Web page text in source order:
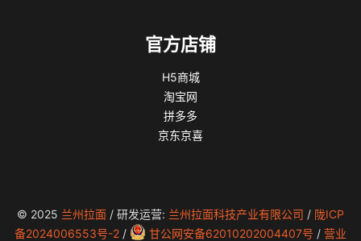
官方店铺
H5商城
淘宝网
拼多多
京东京喜
© 2025 兰州拉面 / 研发运营: 兰州拉面科技产业有限公司 / 陇ICP
备2024006553号-2 / 甘公网安备62010202004407号 / 营业